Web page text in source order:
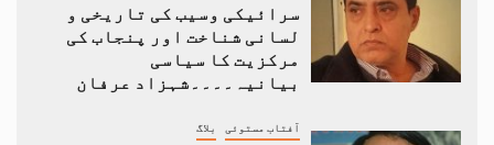
سرائیکی وسیب کی تاریخی و
لسانی شناخت اور پنجاب کی
مرکزیت کا سیاسی
بیانیہ۔۔۔۔شہزاد عرفان
آفتاب مستوئی بلاگ